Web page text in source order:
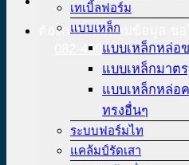
ต้องการสอบถามข้อมูล ข
082-450-0574
02-
เทเบิ้ลฟอร์ม
แบบเหล็ก
แบบเหล็กหล่อ
แบบเหล็กมาต
แบบเหล็กหล่อ
ทรงอื่นๆ
ระบบฟอร์มไท
แคล้มป์รัดเสา